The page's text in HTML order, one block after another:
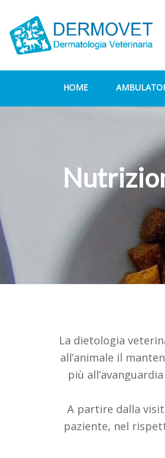
HOME
La dietologia
all’animale il
più
A partire dalla
paziente, nel